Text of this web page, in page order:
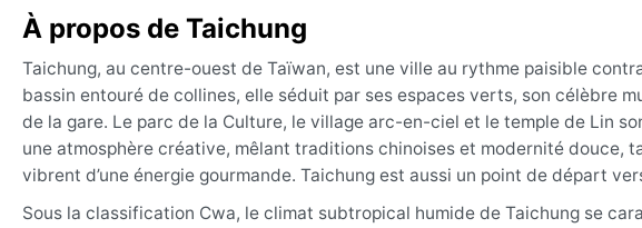
À propos de Taichung
Taichung, au centre-ouest de Taïwan, est une ville au rythme paisible
bassin entouré de collines, elle séduit par ses espaces verts, son célèbre
de la gare. Le parc de la Culture, le village arc-en-ciel et le temple de Lin
une atmosphère créative, mêlant traditions chinoises et modernité douce,
vibrent d’une énergie gourmande. Taichung est aussi un point de départ
Sous la classification Cwa, le climat subtropical humide de Taichung se